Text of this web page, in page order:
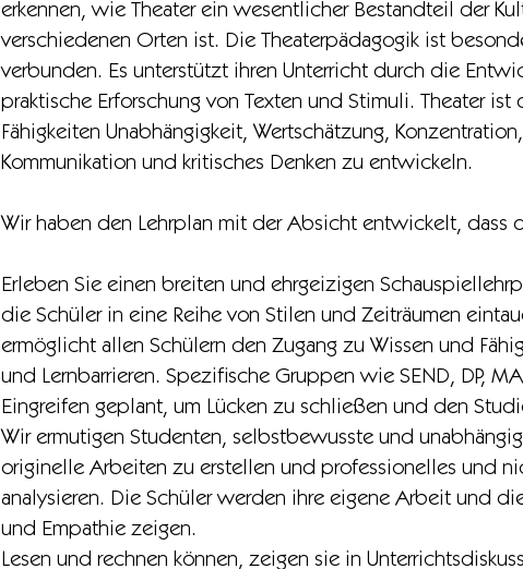
erkennen, wie Theater ein wesentlicher Bestandteil der
verschiedenen Orten ist. Die Theaterpädagogik ist
verbunden. Es unterstützt ihren Unterricht durch die
praktische Erforschung von Texten und Stimuli. Theater
Fähigkeiten Unabhängigkeit, Wertschätzung,
Kommunikation und kritisches Denken zu entwickeln.
Wir haben den Lehrplan mit der Absicht entwickelt, dass
Erleben Sie einen breiten und ehrgeizigen
die Schüler in eine Reihe von Stilen und Zeiträumen
ermöglicht allen Schülern den Zugang zu Wissen und
und Lernbarrieren. Spezifische Gruppen wie SEND, DP,
Eingreifen geplant, um Lücken zu schließen und den
Wir ermutigen Studenten, selbstbewusste und
originelle Arbeiten zu erstellen und professionelles und
analysieren. Die Schüler werden ihre eigene Arbeit und
und Empathie zeigen.
Lesen und rechnen können, zeigen sie in